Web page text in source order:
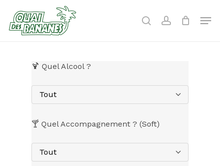
main
content
searchaccount
🍹 Quel Alcool ?
Tout
🍸 Quel Accompagnement ? (Soft)
Tout